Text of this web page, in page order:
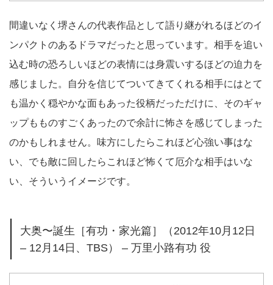
間違いなく堺さんの代表作品として語り継がれるほどのイ
ンパクトのあるドラマだったと思っています。相手を追い
込む時の恐ろしいほどの表情には身震いするほどの迫力を
感じました。自分を信じてついてきてくれる相手にはとて
も温かく穏やかな面もあった役柄だっただけに、そのギャ
ップもものすごくあったので余計に怖さを感じてしまった
のかもしれません。味方にしたらこれほど心強い事はな
い、でも敵に回したらこれほど怖くて厄介な相手はいな
い、そういうイメージです。
大奥〜誕生［有功・家光篇］（2012年10月12日
– 12月14日、TBS） – 万里小路有功 役